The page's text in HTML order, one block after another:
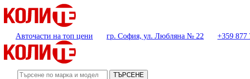
Авточасти на топ цени гр. София, ул. Любляна № 22 +359 877
ТЪРСЕНЕ